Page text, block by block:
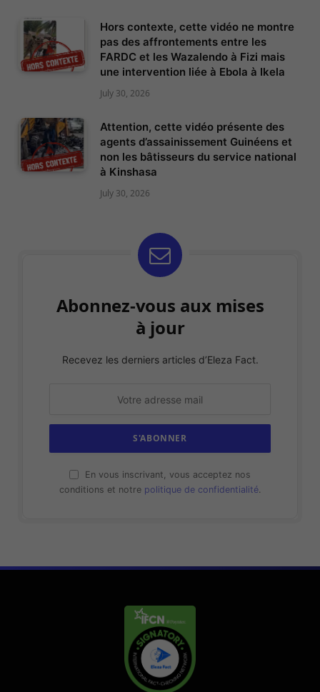
Hors contexte, cette vidéo ne montre
pas des affrontements entre les
FARDC et les Wazalendo à Fizi mais
une intervention liée à Ebola à Ikela
July 30, 2026
Attention, cette vidéo présente des
agents d’assainissement Guinéens et
non les bâtisseurs du service national
à Kinshasa
July 30, 2026
Abonnez-vous aux mises
à jour
Recevez les derniers articles d’Eleza Fact.
En vous inscrivant, vous acceptez nos
conditions et notre politique de confidentialité.